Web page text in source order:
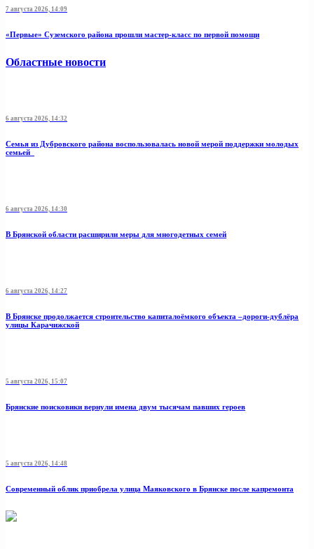
7 августа 2026, 14:09
«Первые» Суземского района прошли мастер-класс по первой помощи
Областные новости
6 августа 2026, 14:32
Семья из Дубровского района воспользовалась новой мерой поддержки молодых
семьей
6 августа 2026, 14:30
В Брянской области расширили меры для многодетных семей
6 августа 2026, 14:27
В Брянске продолжается строительство капиталоёмкого объекта –дороги-дублёра
улицы Карачижской
5 августа 2026, 15:07
Брянские поисковики вернули имена двум тысячам павших героев
5 августа 2026, 14:48
Современный облик приобрела улица Маяковского в Брянске после капремонта